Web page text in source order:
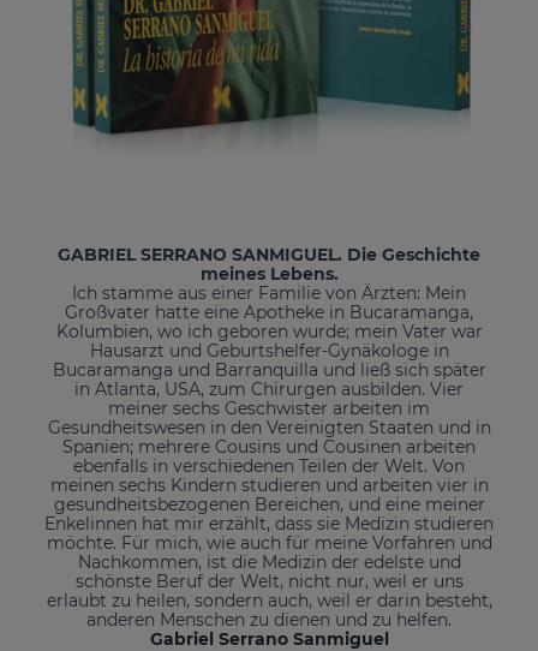
GABRIEL SERRANO SANMIGUEL. Die Geschichte
meines Lebens.
Ich stamme aus einer Familie von Ärzten: Mein
Großvater hatte eine Apotheke in Bucaramanga,
Kolumbien, wo ich geboren wurde; mein Vater war
Hausarzt und Geburtshelfer-Gynäkologe in
Bucaramanga und Barranquilla und ließ sich später
in Atlanta, USA, zum Chirurgen ausbilden. Vier
meiner sechs Geschwister arbeiten im
Gesundheitswesen in den Vereinigten Staaten und in
Spanien; mehrere Cousins und Cousinen arbeiten
ebenfalls in verschiedenen Teilen der Welt. Von
meinen sechs Kindern studieren und arbeiten vier in
gesundheitsbezogenen Bereichen, und eine meiner
Enkelinnen hat mir erzählt, dass sie Medizin studieren
möchte. Für mich, wie auch für meine Vorfahren und
Nachkommen, ist die Medizin der edelste und
schönste Beruf der Welt, nicht nur, weil er uns
erlaubt zu heilen, sondern auch, weil er darin besteht,
anderen Menschen zu dienen und zu helfen.
Gabriel Serrano Sanmiguel